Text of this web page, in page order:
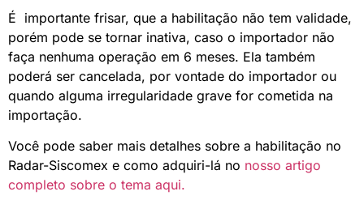
É importante frisar, que a habilitação não tem validade,
porém pode se tornar inativa, caso o importador não
faça nenhuma operação em 6 meses. Ela também
poderá ser cancelada, por vontade do importador ou
quando alguma irregularidade grave for cometida na
importação.
Você pode saber mais detalhes sobre a habilitação no
Radar-Siscomex e como adquiri-lá no nosso artigo
completo sobre o tema aqui.